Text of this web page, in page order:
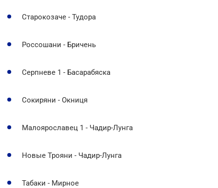
Старокозаче - Тудора
Россошани - Бричень
Серпневе 1 - Басарабяска
Сокиряни - Окниця
Малоярославец 1 - Чадир-Лунга
Новые Трояни - Чадир-Лунга
Табаки - Мирное